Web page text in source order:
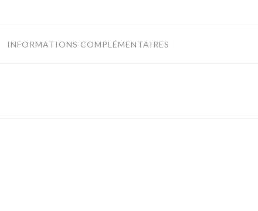
INFORMATIONS COMPLÉMENTAIRES